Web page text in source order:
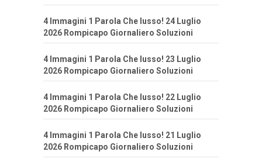
4 Immagini 1 Parola Che lusso! 24 Luglio
2026 Rompicapo Giornaliero Soluzioni
4 Immagini 1 Parola Che lusso! 23 Luglio
2026 Rompicapo Giornaliero Soluzioni
4 Immagini 1 Parola Che lusso! 22 Luglio
2026 Rompicapo Giornaliero Soluzioni
4 Immagini 1 Parola Che lusso! 21 Luglio
2026 Rompicapo Giornaliero Soluzioni